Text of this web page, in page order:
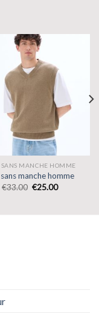
SANS MANCHE HOMME
manche homme
€33.00 €25.00